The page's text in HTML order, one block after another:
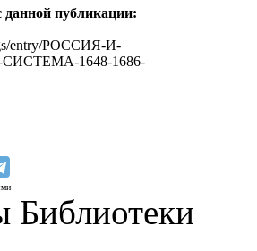
публикации:
entry/РОССИЯ-И-
1648-1686-
Библиотеки